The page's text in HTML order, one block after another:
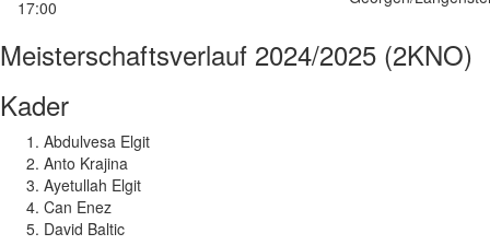
17:00
Meisterschaftsverlauf 2024/2025 (2KNO)
Kader
Abdulvesa Elgit
Anto Krajina
Ayetullah Elgit
Can Enez
David Baltic